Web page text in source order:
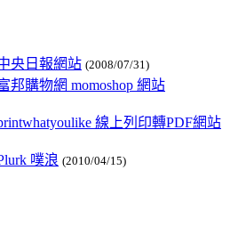
央日報網站 (2008/07/31)
邦購物網 momoshop 網站
線上列印轉PDF網站
噗浪 (2010/04/15)